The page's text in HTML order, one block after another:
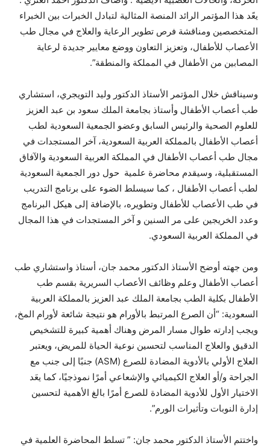
يعًد هذا المؤتمر الرائد المنصة المثالية لتبادل الخبرات بين الخبراء
المتخصصين ومناقشة فرص تطوير الرعاية والعلاج في مجال طب
الأعصاب للأطفال، وتعزيز التعاون ووضع معايير جديدة لرعاية
المصابين من الأطفال في المملكة والمنطقة”.
وسيناقش خلال المؤتمر الأستاذ الدكتور وليد التويجري، استشاري
طب أعصاب الأطفال وأستاذ بجامعة الملك سعود بن عبد العزيز
للعلوم الصحية والرئيس السابق وعضو الجمعية السعودية لطب
أعصاب الأطفال بالمملكة العربية السعودية، آخر المستجدات في
مجال طب أعصاب الأطفال في المملكة العربية السعودية والآفاق
المستقبلية، وسيقدم محاضرة علمية حول دور الجمعية السعودية
لطب أعصاب الأطفال ، كما سيسلط الضوء على برنامج التدريب
في طب الأعصاب للأطفال وتطويره، بالإضافة إلى هيكل البرنامج
وعدد الخريجين على مر السنين و آخر المستجدات في هذا المجال
في المملكة العربية السعودي.
ومن جهته أوضح الأستاذ الدكتور محمد جان، أستاذ واستشاري طب
أعصاب الأطفال وعلم وظائف الأعصاب السريرية بقسم طب
الأطفال بكلية الطب بجامعة الملك عبد العزيز بالمملكة العربية
السعودية: “أن الصرع المرتبط بالأورام هو نتيجة شائعة لأورام المخ،
ويجب إدارته طوال مسار المرض وهناك أهمية كبيرة للتشخيص
الدقيق والعلاج المناسب لتحسين نوعية الحياة للمريض، ويعتبر
العلاج الأولي بالأدوية المضادة للصرع (ASM) جنبًا إلى جنب مع
الجراحة و/أو العلاج الكيميائي والإشعاعي أمرًا نموذجيًا، كما يعَد
الاختيار الأول للأدوية المضادة للصرع أمرًا بالغ الأهمية لتحسين
إدارة النوبات وتأثيرات الورم”.
واختتم الأستاذ الدكتور محمد جان: ” تسلط المحاضرة العلمية في